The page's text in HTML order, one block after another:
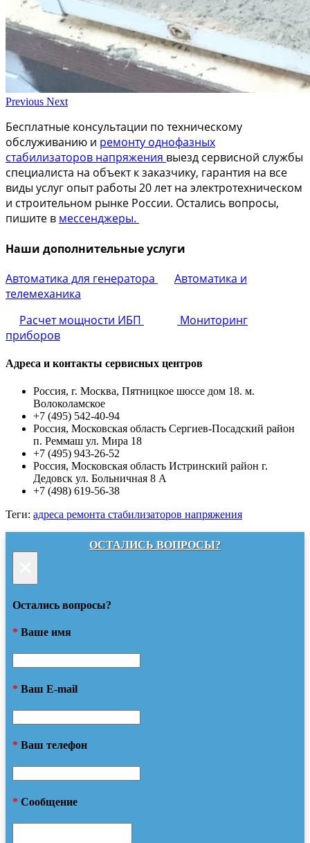
Previous Next
Бесплатные консультации по техническому
обслуживанию и ремонту однофазных
стабилизаторов напряжения выезд сервисной службы
специалиста на объект к заказчику, гарантия на все
виды услуг опыт работы 20 лет на электротехническом
и строительном рынке России. Остались вопросы,
пишите в мессенджеры.
Наши дополнительные услуги
Автоматика для генератора
Автоматика и
телемеханика
Расчет мощности ИБП
Мониторинг
приборов
Адреса и контакты сервисных центров
Россия, г. Москва, Пятницкое шоссе дом 18. м.
Волоколамское
+7 (495) 542-40-94
Россия, Московская область Сергиев-Посадский район
п. Реммаш ул. Мира 18
+7 (495) 943-26-52
Россия, Московская область Истринский район г.
Дедовск ул. Больничная 8 А
+7 (498) 619-56-38
Теги: адреса ремонта стабилизаторов напряжения
ОСТАЛИСЬ ВОПРОСЫ?
Остались вопросы?
* Ваше имя
* Ваш E-mail
* Ваш телефон
* Сообщение